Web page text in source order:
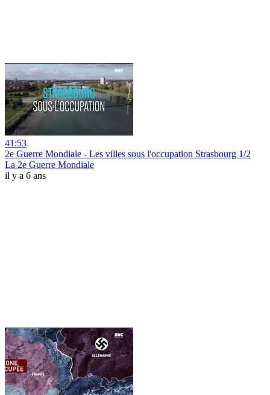
41:53
2e Guerre Mondiale - Les villes sous l'occupation Strasbourg 1/2
La 2e Guerre Mondiale
il y a 6 ans